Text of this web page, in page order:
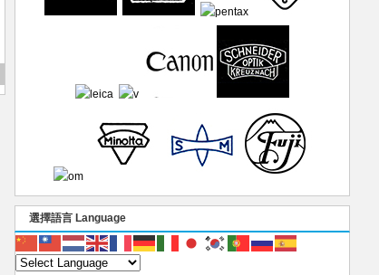
選擇語言 Language